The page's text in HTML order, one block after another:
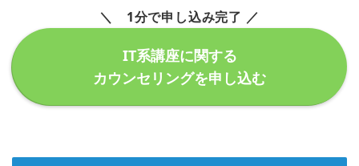
＼ 1分で申し込み完了 ／
IT系講座に関する
カウンセリングを申し込む